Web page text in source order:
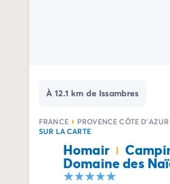
Camping Argelès-sur-Mer
Camping Collioure
Camping Le Barcarès
Camping Limousin
Camping Corrèze
Camping Midi-Pyrénées
À 12.1 km de Issambres
FRANCE PROVENCE CÔTE D'AZUR
SUR LA CARTE
Homair
Domaine des